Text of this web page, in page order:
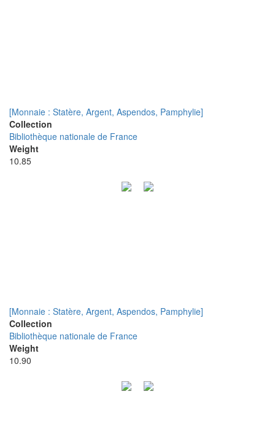
[Monnaie : Statère, Argent, Aspendos, Pamphylie]
Collection
Bibliothèque nationale de France
Weight
10.85
[Monnaie : Statère, Argent, Aspendos, Pamphylie]
Collection
Bibliothèque nationale de France
Weight
10.90